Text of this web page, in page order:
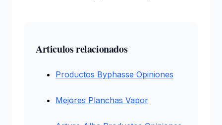
Articulos relacionados
Productos Byphasse Opiniones
Mejores Planchas Vapor